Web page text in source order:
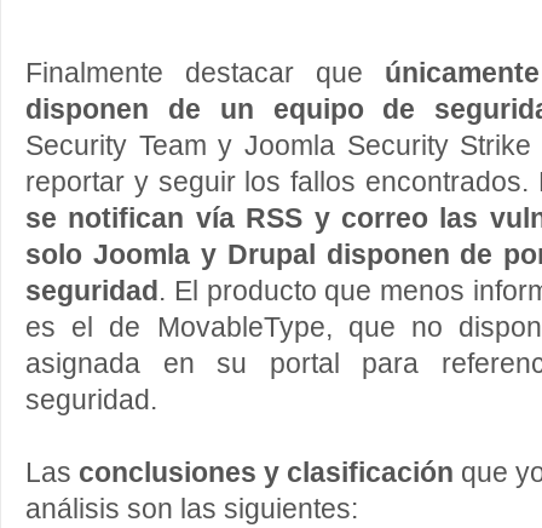
Finalmente destacar que
disponen de un equipo de
Security Team y Joomla Security
reportar y seguir los fallos
se notifican vía RSS y correo las
solo Joomla y Drupal disponen de
seguridad . El producto que menos
es el de MovableType, que no
asignada en su portal para
seguridad.
Las conclusiones y clasificación que
análisis son las siguientes: